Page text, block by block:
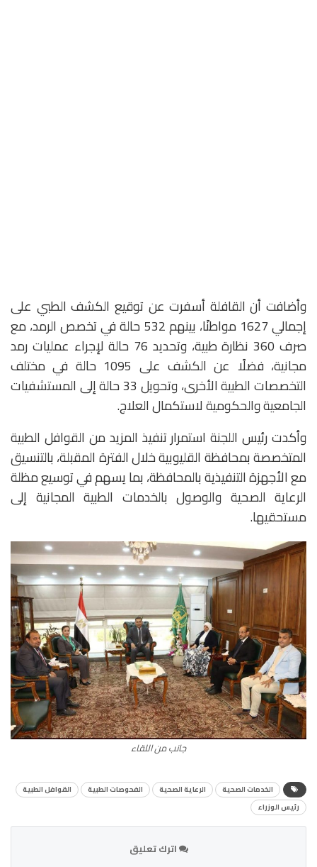
وأضافت أن القافلة أسفرت عن توقيع الكشف الطبي على
إجمالي 1627 مواطنًا، بينهم 532 حالة في تخصص الرمد، مع
صرف 360 نظارة طبية، وتحديد 76 حالة لإجراء عمليات رمد
مجانية، فضلًا عن الكشف على 1095 حالة في مختلف
التخصصات الطبية الأخرى، وتحويل 33 حالة إلى المستشفيات
الجامعية والحكومية لاستكمال العلاج.
وأكدت رئيس اللجنة استمرار تنفيذ المزيد من القوافل الطبية
المتخصصة بمحافظة القليوبية خلال الفترة المقبلة، بالتنسيق
مع الأجهزة التنفيذية بالمحافظة، بما يسهم في توسيع مظلة
الرعاية الصحية والوصول بالخدمات الطبية المجانية إلى
مستحقيها.
جانب من اللقاء
الخدمات الصحية الرعاية الصحية الفحوصات الطبية
القوافل الطبية
رئيس الوزراء
اترك تعليق